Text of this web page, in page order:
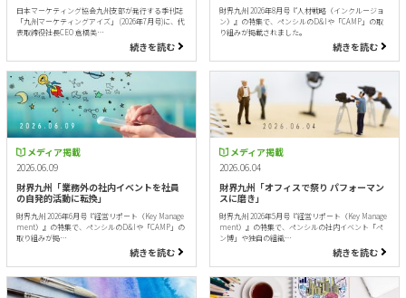
日本マーケティング協会九州支部が発行する季刊誌
「九州マーケティングアイズ」 (2026年7月号)に、代
表取締役社長CEO 倉橋美…
続きを読む
財界九州 2026年8月号『人材戦略（インクルージョ
ン）』の特集で、ペンシルのD&Iや「CAMP」の取
り組みが掲載されました。
続きを読む
メディア掲載
2026.06.09
財界九州「業務外の社内イベントを社員
の自発的活動に転換」
財界九州 2026年6月号『経営リポート（Key Manage
ment）』の特集で、ペンシルのD&Iや「CAMP」の
取り組みが掲…
続きを読む
メディア掲載
2026.06.04
財界九州「オフィスで祭り パフォーマン
スに磨き」
財界九州 2026年5月号『経営リポート（Key Manage
ment）』の特集で、ペンシルの社内イベント「ペ
ン博」や独自の組織…
続きを読む